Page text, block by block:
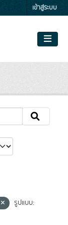
เข้าสู่ระบบ
รูปแบบ: